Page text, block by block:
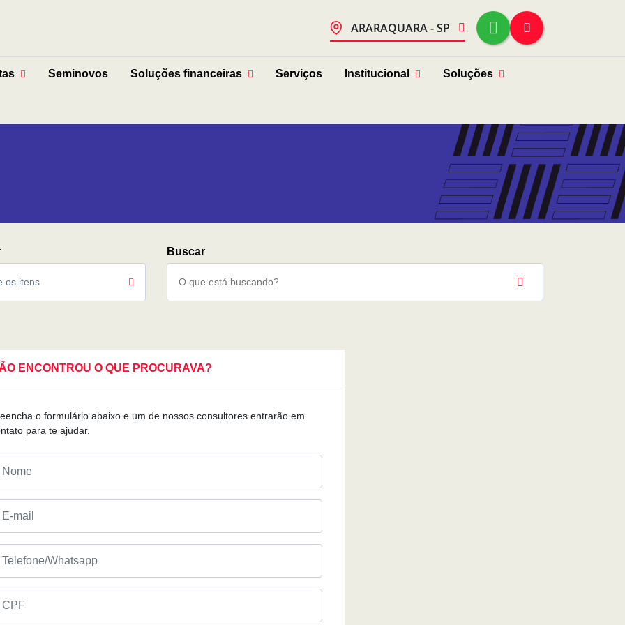
ARARAQUARA - SP
Seminovos Soluções financeiras Serviços Institucional Soluções
os itens
ENCONTROU O QUE PROCURAVA?
o formulário abaixo e um de nossos consultores entrarão em
para te ajudar.